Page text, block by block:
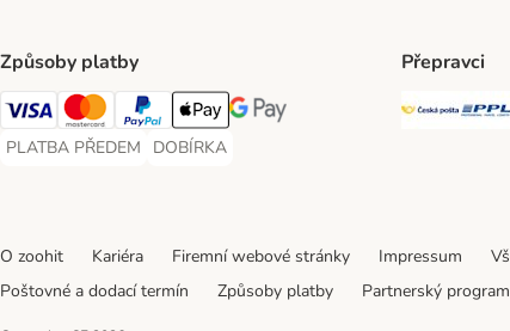
Způsoby platby
Visa Payment Method
Mastercard Payment Method
PayPal Payment Method
Apple pay Payment Method
GooglePay Payment Method
PLATBA PŘEDEM
PLATBA PŘEDEM Payment Method
DOBÍRKA
DOBÍRKA Payment Method
Přepravci
O zoohit Kariéra Firemní webové stránky Impressum
Poštovné a dodací termín
Způsoby platby Partnerský program